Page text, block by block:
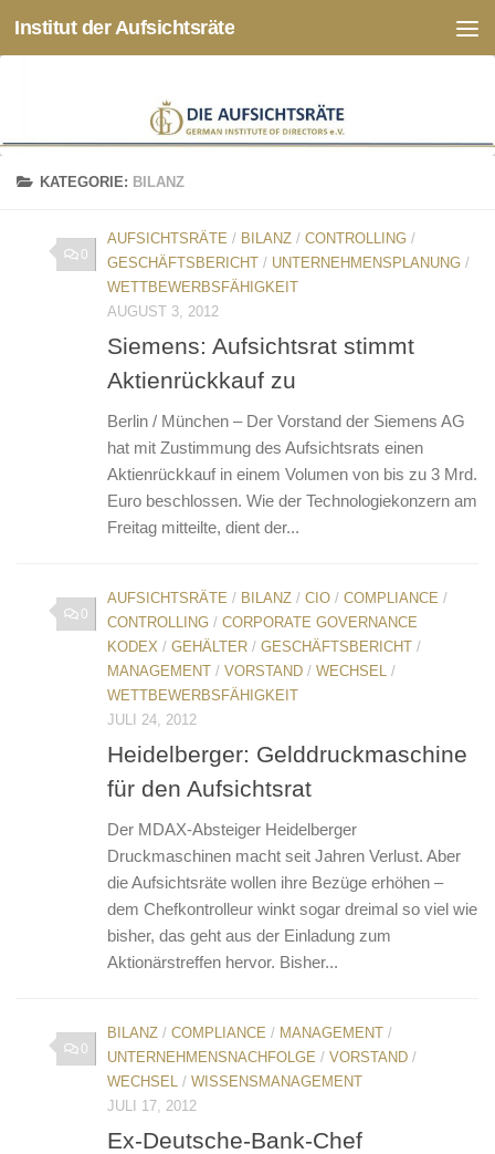
Zum Inhalt springen
Institut der Aufsichtsräte
KATEGORIE: BILANZ
0
AUFSICHTSRÄTE / BILANZ / CONTROLLING /
GESCHÄFTSBERICHT / UNTERNEHMENSPLANUNG /
WETTBEWERBSFÄHIGKEIT
AUGUST 3, 2012
Siemens: Aufsichtsrat stimmt
Aktienrückkauf zu
Berlin / München – Der Vorstand der Siemens AG
hat mit Zustimmung des Aufsichtsrats einen
Aktienrückkauf in einem Volumen von bis zu 3 Mrd.
Euro beschlossen. Wie der Technologiekonzern am
Freitag mitteilte, dient der...
0
AUFSICHTSRÄTE / BILANZ / CIO / COMPLIANCE /
CONTROLLING / CORPORATE GOVERNANCE
KODEX / GEHÄLTER / GESCHÄFTSBERICHT /
MANAGEMENT / VORSTAND / WECHSEL
/
WETTBEWERBSFÄHIGKEIT
JULI 24, 2012
Heidelberger: Gelddruckmaschine
für den Aufsichtsrat
Der MDAX-Absteiger Heidelberger
Druckmaschinen macht seit Jahren Verlust. Aber
die Aufsichtsräte wollen ihre Bezüge erhöhen –
dem Chefkontrolleur winkt sogar dreimal so viel wie
bisher, das geht aus der Einladung zum
Aktionärstreffen hervor. Bisher...
0
BILANZ / COMPLIANCE / MANAGEMENT /
UNTERNEHMENSNACHFOLGE / VORSTAND /
WECHSEL
/ WISSENSMANAGEMENT
JULI 17, 2012
Ex-Deutsche-Bank-Chef